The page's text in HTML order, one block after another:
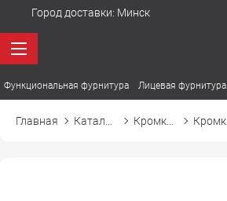
Город доставки: Минск
Функциональная фурнитура Лицевая фурнитура
Главная